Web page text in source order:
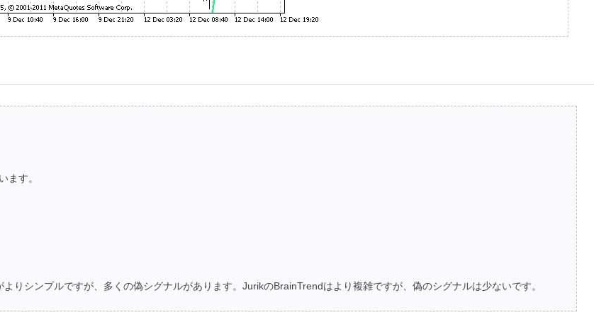
ます。
りシンプルですが、多くの偽シグナルがあります。JurikのBrainTrendはより複雑ですが、偽のシグナルは少ないです。